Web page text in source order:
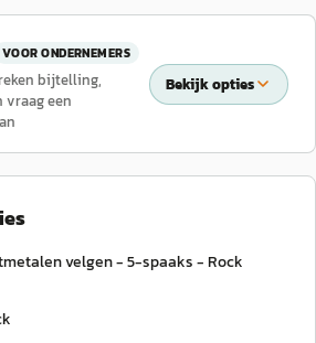
VOOR ONDERNEMERS
bijtelling,
een
Bekijk opties
velgen - 5-spaaks - Rock